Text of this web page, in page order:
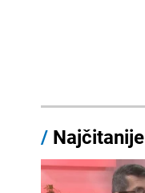
/ Najčitanije